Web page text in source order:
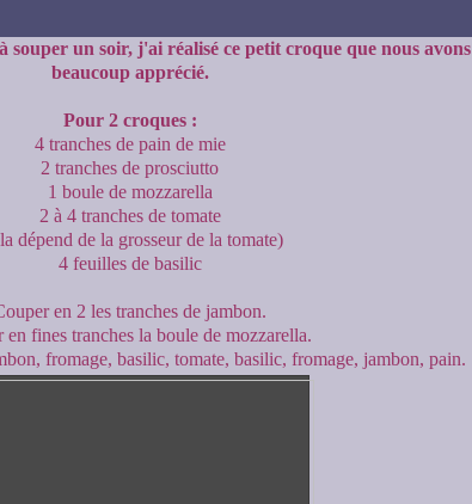
souper un soir, j'ai réalisé ce petit croque que nous avons
beaucoup apprécié.
Pour 2 croques :
4 tranches de pain de mie
2 tranches de prosciutto
1 boule de mozzarella
2 à 4 tranches de tomate
dépend de la grosseur de la tomate)
4 feuilles de basilic
en 2 les tranches de jambon.
en fines tranches la boule de mozzarella.
fromage, basilic, tomate, basilic, fromage, jambon, pain.